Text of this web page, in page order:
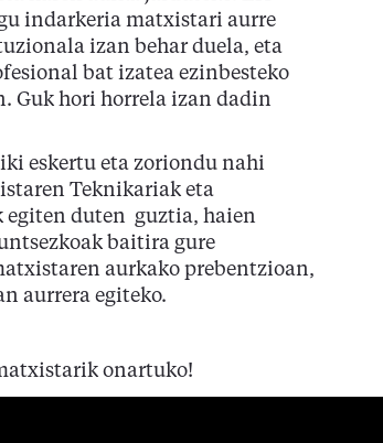
indarkeria matxistari aurre
izan behar duela, eta
bat izatea ezinbesteko
Guk hori horrela izan dadin
eskertu eta zoriondu nahi
Teknikariak eta
duten guztia, haien
baitira gure
aurkako prebentzioan,
aurrera egiteko.
onartuko!